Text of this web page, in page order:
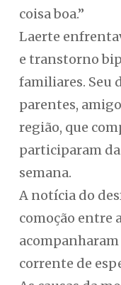
coisa boa.”
Laerte
e transtorno
familiares. Seu
parentes,
região, que
participaram
semana.
A notícia do
comoção entre
acompanharam
corrente de